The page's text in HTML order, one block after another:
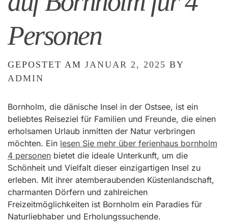
Personen
GEPOSTET AM JANUAR 2, 2025 BY
ADMIN
Bornholm, die dänische Insel in der Ostsee, ist ein
beliebtes Reiseziel für Familien und Freunde, die einen
erholsamen Urlaub inmitten der Natur verbringen
möchten. Ein lesen Sie mehr über ferienhaus bornholm
4 personen bietet die ideale Unterkunft, um die
Schönheit und Vielfalt dieser einzigartigen Insel zu
erleben. Mit ihrer atemberaubenden Küstenlandschaft,
charmanten Dörfern und zahlreichen
Freizeitmöglichkeiten ist Bornholm ein Paradies für
Naturliebhaber und Erholungssuchende.